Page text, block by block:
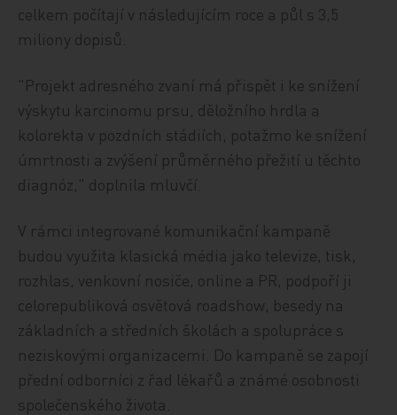
celkem počítají v následujícím roce a půl s 3,5
miliony dopisů.
"Projekt adresného zvaní má přispět i ke snížení
výskytu karcinomu prsu, děložního hrdla a
kolorekta v pozdních stádiích, potažmo ke snížení
úmrtnosti a zvýšení průměrného přežití u těchto
diagnóz," doplnila mluvčí.
V rámci integrované komunikační kampaně
budou využita klasická média jako televize, tisk,
rozhlas, venkovní nosiče, online a PR, podpoří ji
celorepubliková osvětová roadshow, besedy na
základních a středních školách a spolupráce s
neziskovými organizacemi. Do kampaně se zapojí
přední odborníci z řad lékařů a známé osobnosti
společenského života.